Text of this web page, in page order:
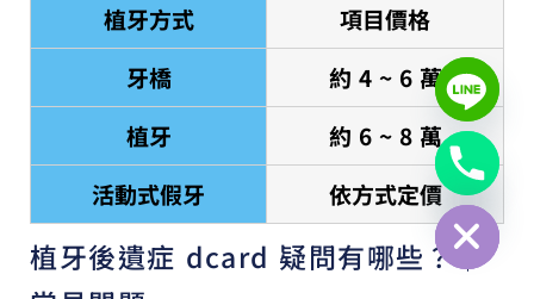
植牙方式
項目價格
牙橋
約 4 ~ 6 萬
植牙
約 6 ~ 8 萬
活動式假牙
依方式定價
植牙後遺症 dcard 疑問有哪些？｜
Hide chaty